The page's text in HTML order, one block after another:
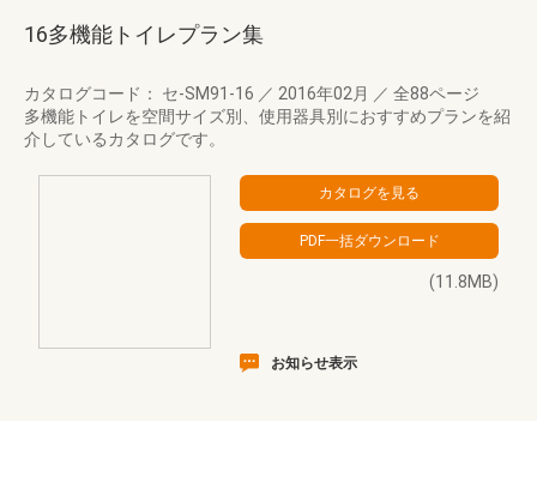
16多機能トイレプラン集
カタログコード： セ-SM91-16 ／ 2016年02月 ／ 全88ページ
多機能トイレを空間サイズ別、使用器具別におすすめプランを紹
介しているカタログです。
(11.8MB)
お知らせ表示